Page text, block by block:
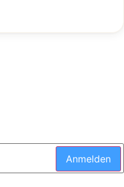
Anmelden